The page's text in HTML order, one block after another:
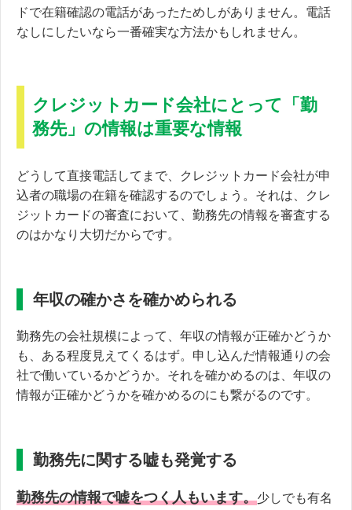
ドで在籍確認の電話があったためしがありません。電話
なしにしたいなら一番確実な方法かもしれません。
クレジットカード会社にとって「勤
務先」の情報は重要な情報
どうして直接電話してまで、クレジットカード会社が申
込者の職場の在籍を確認するのでしょう。それは、クレ
ジットカードの審査において、勤務先の情報を審査する
のはかなり大切だからです。
年収の確かさを確かめられる
勤務先の会社規模によって、年収の情報が正確かどうか
も、ある程度見えてくるはず。申し込んだ情報通りの会
社で働いているかどうか。それを確かめるのは、年収の
情報が正確かどうかを確かめるのにも繋がるのです。
勤務先に関する嘘も発覚する
勤務先の情報で嘘をつく人もいます。少しでも有名